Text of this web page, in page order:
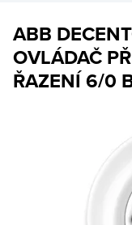
ABB
OVLÁDAČ
ŘAZENÍ 6/0